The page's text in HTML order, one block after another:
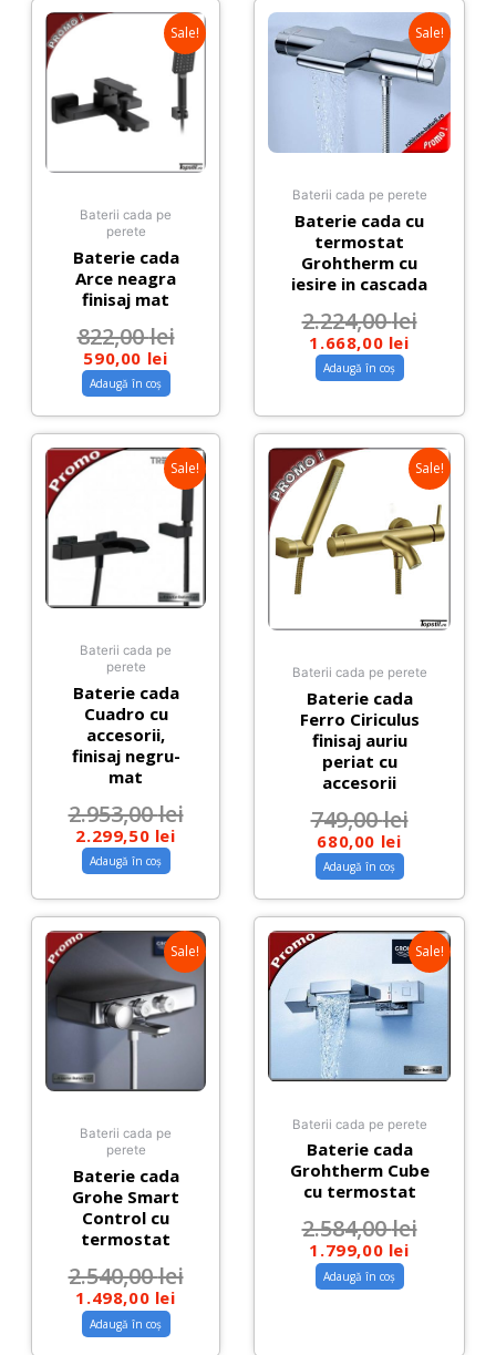
Sale!
Baterii cada pe
perete
Baterie cada
Arce neagra
finisaj mat
822,00lei
590,00 lei
Adaugă în coș
Sale!
Baterii cada pe perete
Baterie cada cu
termostat
Grohtherm cu
iesire in cascada
2.224,00lei
1.668,00 lei
Adaugă în coș
Sale!
Baterii cada pe
perete
Baterie cada
Cuadro cu
accesorii,
finisaj negru-
mat
2.953,00lei
2.299,50 lei
Adaugă în coș
Sale!
Baterii cada pe perete
Baterie cada
Ferro Ciriculus
finisaj auriu
periat cu
accesorii
749,00lei
680,00 lei
Adaugă în coș
Sale!
Baterii cada pe
perete
Baterie cada
Grohe Smart
Control cu
termostat
2.540,00lei
1.498,00 lei
Adaugă în coș
Sale!
Baterii cada pe perete
Baterie cada
Grohtherm Cube
cu termostat
2.584,00lei
1.799,00 lei
Adaugă în coș